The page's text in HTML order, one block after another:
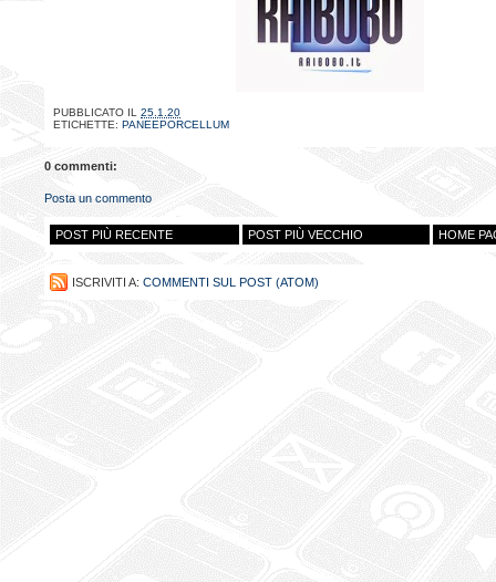
PUBBLICATO IL 25.1.20
ETICHETTE: PANEEPORCELLUM
0 commenti:
Posta un commento
POST PIÙ RECENTE POST PIÙ VECCHIO HOME
ISCRIVITI A: COMMENTI SUL POST (ATOM)